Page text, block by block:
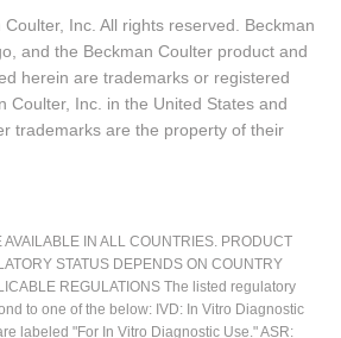
Inc. All rights reserved. Beckman
and the Beckman Coulter product and
herein are trademarks or registered
Coulter, Inc. in the United States and
trademarks are the property of their
AVAILABLE IN ALL COUNTRIES. PRODUCT
STATUS DEPENDS ON COUNTRY
REGULATIONS The listed regulatory
to one of the below: IVD: In Vitro Diagnostic
labeled "For In Vitro Diagnostic Use." ASR: